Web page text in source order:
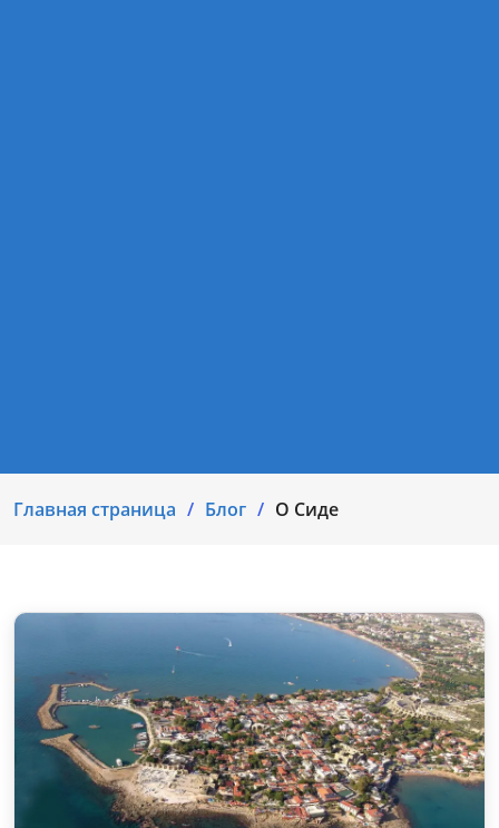
Главная страница Блог О Сиде